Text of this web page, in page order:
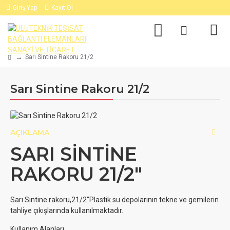
Giriş Yap Kayıt Ol
Sarı Sintine Rakoru 21/2
Sarı Sintine Rakoru 21/2
AÇIKLAMA
SARI SİNTİNE
RAKORU 21/2"
Sarı Sintine rakoru,21/2"Plastik su depolarının tekne ve gemilerin
tahliye çıkışlarında kullanılmaktadır.